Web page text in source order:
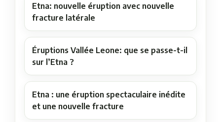
Etna: nouvelle éruption avec nouvelle
fracture latérale
Éruptions Vallée Leone: que se passe-t-il
sur l’Etna ?
Etna : une éruption spectaculaire inédite
et une nouvelle fracture